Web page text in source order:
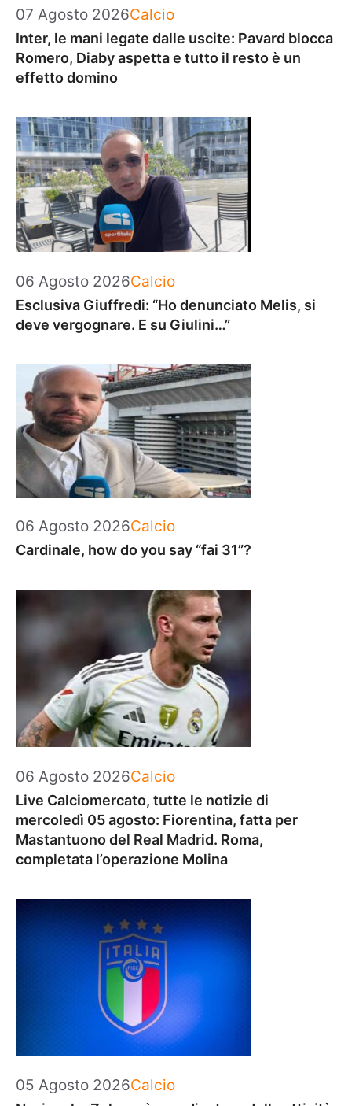
07 Agosto 2026Categorie
Calcio
Inter, le mani legate dalle uscite: Pavard blocca
Romero, Diaby aspetta e tutto il resto è un
effetto domino
06 Agosto 2026Categorie
Calcio
Esclusiva Giuffredi: “Ho denunciato Melis, si
deve vergognare. E su Giulini…”
06 Agosto 2026Categorie
Calcio
Cardinale, how do you say “fai 31”?
06 Agosto 2026Categorie
Calcio
Live Calciomercato, tutte le notizie di
mercoledì 05 agosto: Fiorentina, fatta per
Mastantuono del Real Madrid. Roma,
completata l’operazione Molina
05 Agosto 2026Categorie
Calcio